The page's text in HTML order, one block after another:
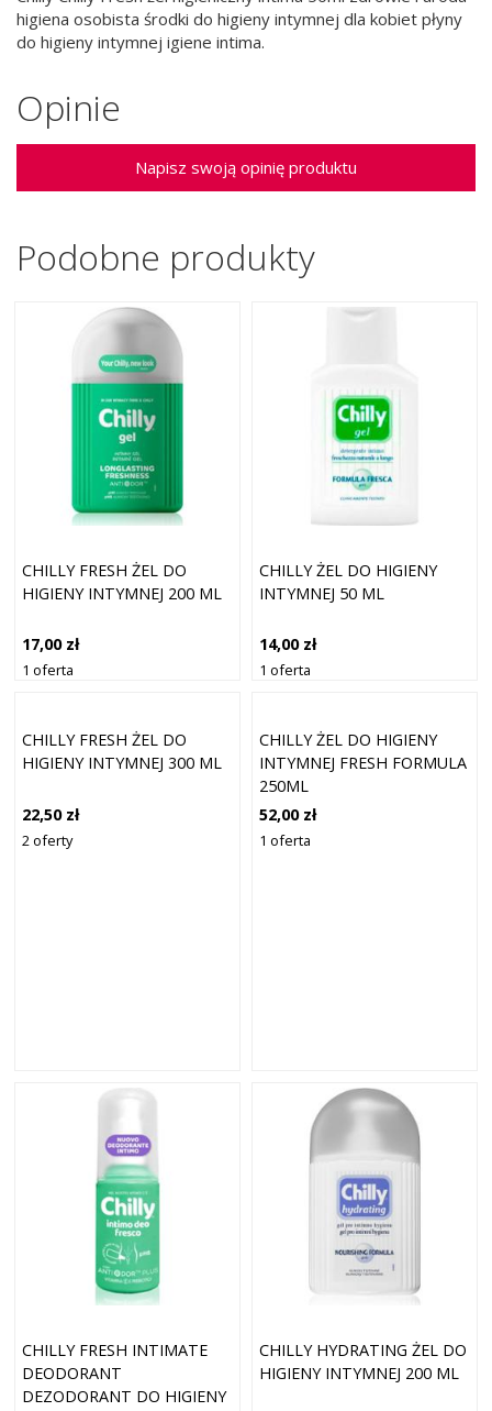
higiena osobista środki do higieny intymnej dla kobiet płyny
do higieny intymnej igiene intima.
Opinie
Napisz swoją opinię produktu
Podobne produkty
CHILLY FRESH ŻEL DO
HIGIENY INTYMNEJ 200 ML
17,00 zł
1 oferta
CHILLY ŻEL DO HIGIENY
INTYMNEJ 50 ML
14,00 zł
1 oferta
CHILLY FRESH ŻEL DO
HIGIENY INTYMNEJ 300 ML
22,50 zł
2 oferty
CHILLY ŻEL DO HIGIENY
INTYMNEJ FRESH FORMULA
250ML
52,00 zł
1 oferta
CHILLY FRESH INTIMATE
DEODORANT
DEZODORANT DO HIGIENY
CHILLY HYDRATING ŻEL DO
HIGIENY INTYMNEJ 200 ML